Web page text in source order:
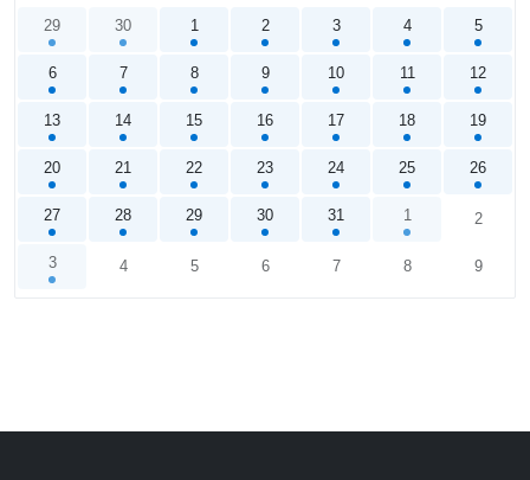
29 30 1 2 3 4 5
6 7 8 9 10 11 12
13 14 15 16 17 18 19
20 21 22 23 24 25 26
27 28 29 30 31 1 2
3 4 5 6 7 8 9